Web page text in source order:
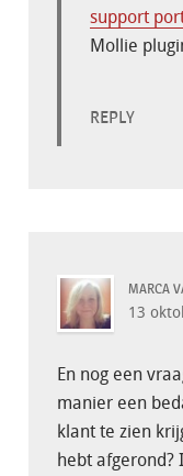
support
Mollie
REPLY
MARCA
13
En nog een
manier een
klant te zien
hebt afgerond?